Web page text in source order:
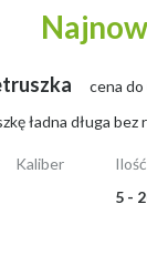
cena
ładna długa bez
Kaliber
Ilość
5 -